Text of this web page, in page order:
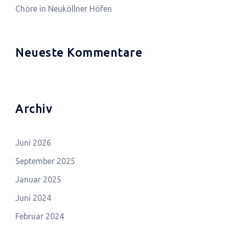
Chöre in Neuköllner Höfen
Neueste Kommentare
Archiv
Juni 2026
September 2025
Januar 2025
Juni 2024
Februar 2024